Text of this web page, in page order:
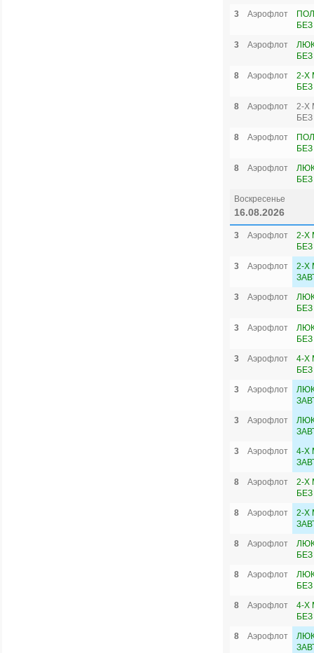
3
Аэрофлот
3
Аэрофлот
8
Аэрофлот
2-Х
8
Аэрофлот
2-Х
8
Аэрофлот
8
Аэрофлот
Воскресенье
16.08.2026
3 Аэрофлот
2-Х
3
Аэрофлот
2-Х
3
Аэрофлот
3
Аэрофлот
3
Аэрофлот
4-Х
3
Аэрофлот
3
Аэрофлот
3
Аэрофлот
4-Х
8
Аэрофлот
2-Х
8
Аэрофлот
2-Х
8
Аэрофлот
8
Аэрофлот
8
Аэрофлот
4-Х
8
Аэрофлот